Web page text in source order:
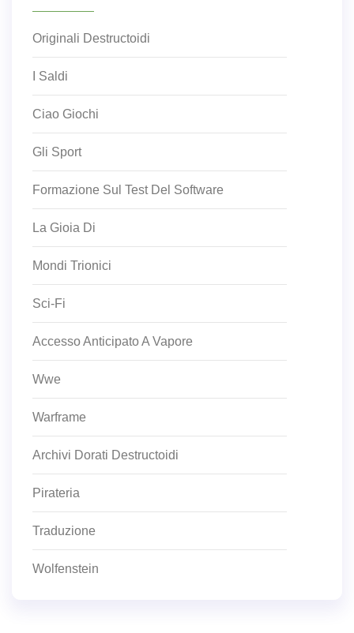
Originali Destructoidi
I Saldi
Ciao Giochi
Gli Sport
Formazione Sul Test Del Software
La Gioia Di
Mondi Trionici
Sci-Fi
Accesso Anticipato A Vapore
Wwe
Warframe
Archivi Dorati Destructoidi
Pirateria
Traduzione
Wolfenstein